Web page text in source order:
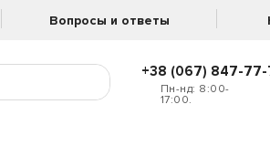
Вопросы и ответы
+38 (067) 847-
Пн-нд: 8:00-
17:00.